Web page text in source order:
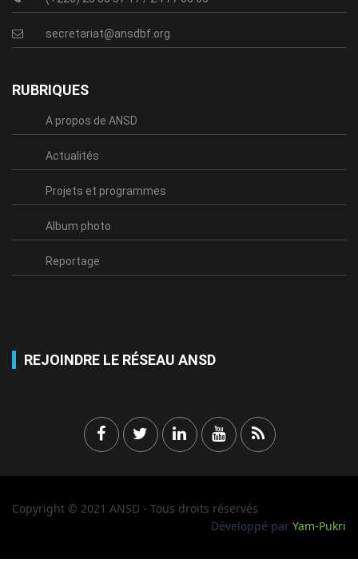
secretariat@ansdbf.org
RUBRIQUES
A propos de ANSD
Actualités
Projets et programmes
Album photo
Reportage
REJOINDRE LE RÉSEAU ANSD
Copyright © 2021 ANSD - Tous droits réservés
Développé par Yam-Pukri